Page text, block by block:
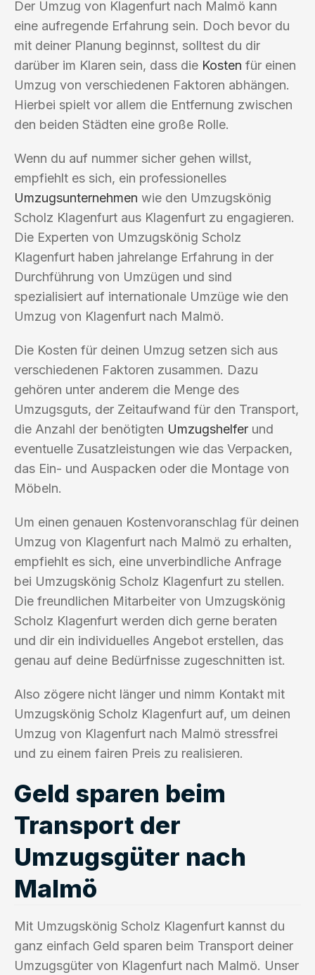
Der Umzug von Klagenfurt nach Malmö kann
eine aufregende Erfahrung sein. Doch bevor du
mit deiner Planung beginnst, solltest du dir
darüber im Klaren sein, dass die Kosten für einen
Umzug von verschiedenen Faktoren abhängen.
Hierbei spielt vor allem die Entfernung zwischen
den beiden Städten eine große Rolle.
Wenn du auf nummer sicher gehen willst,
empfiehlt es sich, ein professionelles
Umzugsunternehmen wie den Umzugskönig
Scholz Klagenfurt aus Klagenfurt zu engagieren.
Die Experten von Umzugskönig Scholz
Klagenfurt haben jahrelange Erfahrung in der
Durchführung von Umzügen und sind
spezialisiert auf internationale Umzüge wie den
Umzug von Klagenfurt nach Malmö.
Die Kosten für deinen Umzug setzen sich aus
verschiedenen Faktoren zusammen. Dazu
gehören unter anderem die Menge des
Umzugsguts, der Zeitaufwand für den Transport,
die Anzahl der benötigten Umzugshelfer und
eventuelle Zusatzleistungen wie das Verpacken,
das Ein- und Auspacken oder die Montage von
Möbeln.
Um einen genauen Kostenvoranschlag für deinen
Umzug von Klagenfurt nach Malmö zu erhalten,
empfiehlt es sich, eine unverbindliche Anfrage
bei Umzugskönig Scholz Klagenfurt zu stellen.
Die freundlichen Mitarbeiter von Umzugskönig
Scholz Klagenfurt werden dich gerne beraten
und dir ein individuelles Angebot erstellen, das
genau auf deine Bedürfnisse zugeschnitten ist.
Also zögere nicht länger und nimm Kontakt mit
Umzugskönig Scholz Klagenfurt auf, um deinen
Umzug von Klagenfurt nach Malmö stressfrei
und zu einem fairen Preis zu realisieren.
Geld sparen beim
Transport der
Umzugsgüter nach
Malmö
Mit Umzugskönig Scholz Klagenfurt kannst du
ganz einfach Geld sparen beim Transport deiner
Umzugsgüter von Klagenfurt nach Malmö. Unser